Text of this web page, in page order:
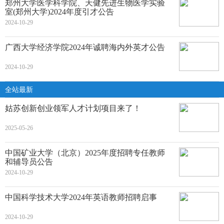
郑州大学医学科学院、天健先进生物医学实验
室(郑州大学)2024年度引才公告
2024-10-29
广西大学经济学院2024年诚聘海内外英才公告
2024-10-29
全站最新
姑苏创新创业领军人才计划项目来了！
2025-05-26
中国矿业大学（北京）2025年度招聘专任教师
和辅导员公告
2024-10-29
中国科学技术大学2024年英语教师招聘启事
2024-10-29